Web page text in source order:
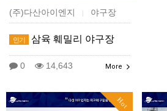
(주)다산아이엔지 | 야구장
인기 삼육 훼밀리 야구장
0 14,643 More
Hot